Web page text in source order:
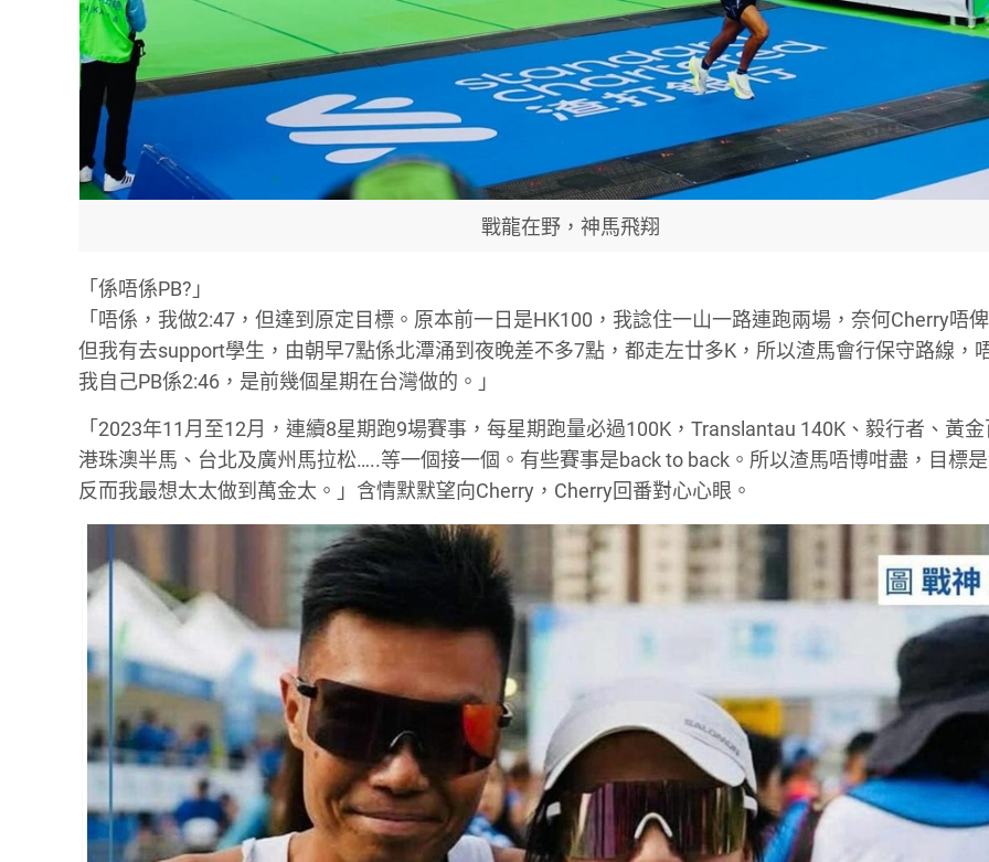
戰龍在野，神馬飛翔
「係唔係PB?」
「唔係，我做2:47，但達到原定目標。原本前一日是HK100，我諗住一山一路連跑兩場，奈何Cherry唔
但我有去support學生，由朝早7點係北潭涌到夜晚差不多7點，都走左廿多K，所以渣馬會行保守路線，
我自己PB係2:46，是前幾個星期在台灣做的。」
「2023年11月至12月，連續8星期跑9場賽事，每星期跑量必過100K，Translantau 140K、毅行者、黃
港珠澳半馬、台北及廣州馬拉松…..等一個接一個。有些賽事是back to back。所以渣馬唔博咁盡，目標
反而我最想太太做到萬金太。」含情默默望向Cherry，Cherry回番對心心眼。